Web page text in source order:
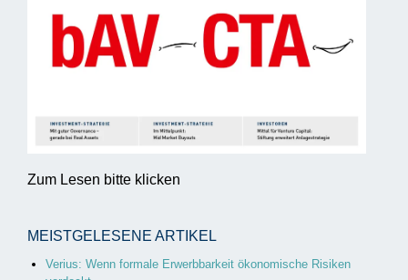
Zum Lesen bitte klicken
MEISTGELESENE ARTIKEL
Verius: Wenn formale Erwerbbarkeit ökonomische Risiken